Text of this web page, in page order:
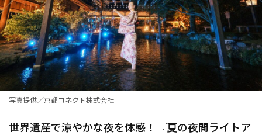
写真提供／京都コネクト株式会社
世界遺産で涼やかな夜を体感！『夏の夜間ライトア